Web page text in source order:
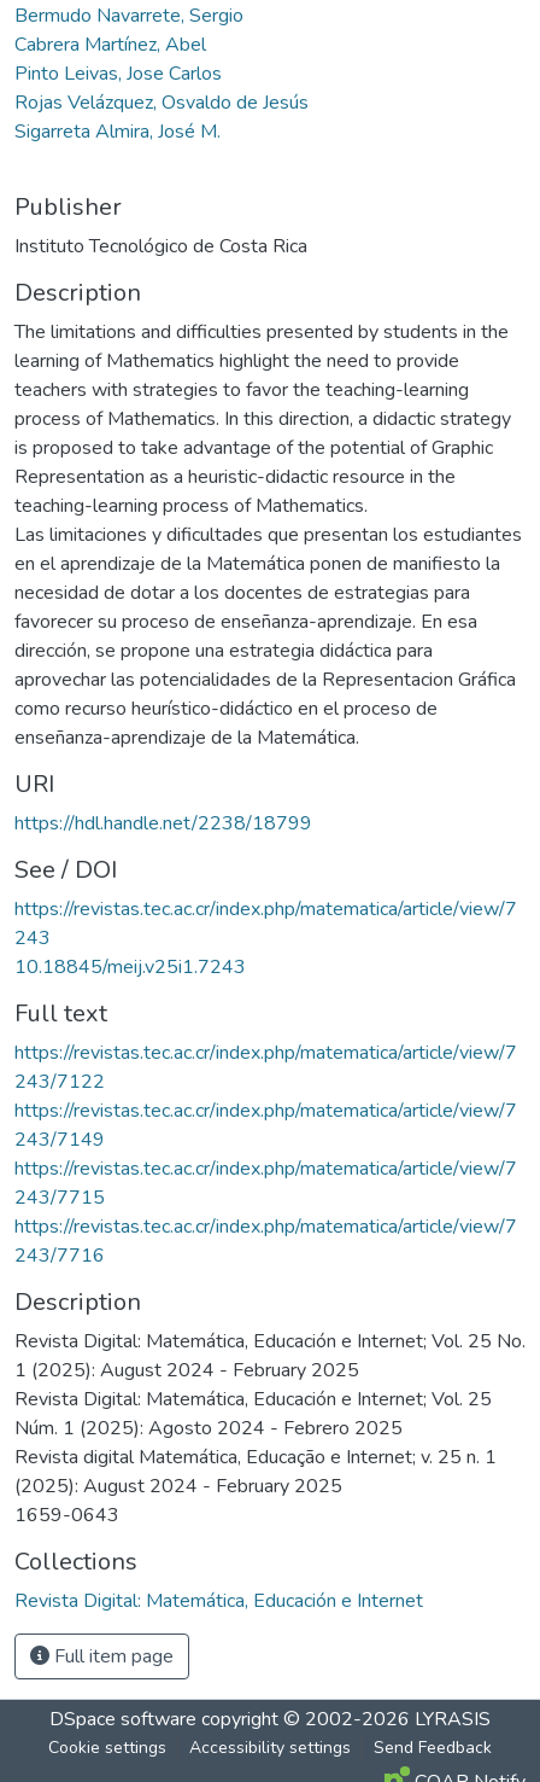
Bermudo Navarrete, Sergio
Cabrera Martínez, Abel
Pinto Leivas, Jose Carlos
Rojas Velázquez, Osvaldo de Jesús
Sigarreta Almira, José M.
Publisher
Instituto Tecnológico de Costa Rica
Description
The limitations and difficulties presented by students in the
learning of Mathematics highlight the need to provide
teachers with strategies to favor the teaching-learning
process of Mathematics. In this direction, a didactic strategy
is proposed to take advantage of the potential of Graphic
Representation as a heuristic-didactic resource in the
teaching-learning process of Mathematics.
Las limitaciones y dificultades que presentan los estudiantes
en el aprendizaje de la Matemática ponen de manifiesto la
necesidad de dotar a los docentes de estrategias para
favorecer su proceso de enseñanza-aprendizaje. En esa
dirección, se propone una estrategia didáctica para
aprovechar las potencialidades de la Representacion Gráfica
como recurso heurístico-didáctico en el proceso de
enseñanza-aprendizaje de la Matemática.
URI
https://hdl.handle.net/2238/18799
See / DOI
https://revistas.tec.ac.cr/index.php/matematica/article/view/7
243
10.18845/meij.v25i1.7243
Full text
https://revistas.tec.ac.cr/index.php/matematica/article/view/7
243/7122
https://revistas.tec.ac.cr/index.php/matematica/article/view/7
243/7149
https://revistas.tec.ac.cr/index.php/matematica/article/view/7
243/7715
https://revistas.tec.ac.cr/index.php/matematica/article/view/7
243/7716
Description
Revista Digital: Matemática, Educación e Internet; Vol. 25 No.
1 (2025): August 2024 - February 2025
Revista Digital: Matemática, Educación e Internet; Vol. 25
Núm. 1 (2025): Agosto 2024 - Febrero 2025
Revista digital Matemática, Educação e Internet; v. 25 n. 1
(2025): August 2024 - February 2025
1659-0643
Collections
Revista Digital: Matemática, Educación e Internet
Full item page
DSpace software copyright © 2002-2026 LYRASIS
Cookie settings Accessibility settings Send Feedback